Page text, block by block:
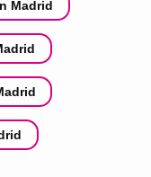
Madrid